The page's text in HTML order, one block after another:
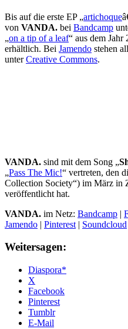
Bis auf die erste EP „artichoque
von VANDA. bei Bandcamp
„on a tip of a leaf“ aus dem
erhältlich. Bei Jamendo stehen
unterCreative Commons.
VANDA. sind mit dem Song „
„Pass The Mic!“ vertreten, den
Collection Society“) im März in
veröffentlicht hat.
VANDA. im Netz: Bandcamp |
Jamendo | Pinterest | Soundcloud
Weitersagen:
Diaspora*
X
Facebook
Pinterest
Tumblr
E-Mail